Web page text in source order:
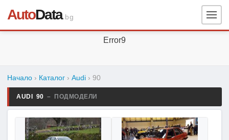
AutoData.bg
Error9
Начало › Каталог › Audi › 90
AUDI 90 – ПОДМОДЕЛИ